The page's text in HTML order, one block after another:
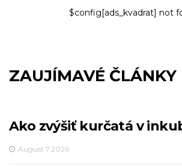
$config[ads_kvadrat] not
ZAUJÍMAVÉ ČLÁNKY
Ako zvýšiť kurčatá v
August 7,2026